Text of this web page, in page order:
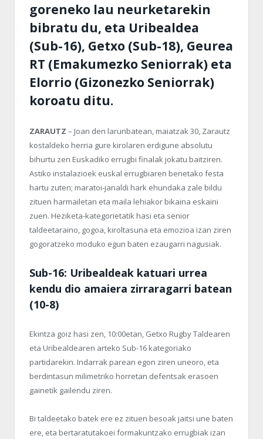
goreneko lau neurketarekin
bibratu du, eta Uribealdea
(Sub-16), Getxo (Sub-18), Geurea
RT (Emakumezko Seniorrak) eta
Elorrio (Gizonezko Seniorrak)
koroatu ditu.
ZARAUTZ – Joan den larunbatean, maiatzak 30, Zarautz
kostaldeko herria gure kirolaren erdigune absolutu
bihurtu zen Euskadiko errugbi finalak jokatu baitziren.
Astiko instalazioek euskal errugbiaren benetako festa
hartu zuten; maratoi-janaldi hark ehundaka zale bildu
zituen harmailetan eta maila lehiakor bikaina eskaini
zuen. Heziketa-kategorietatik hasi eta senior
taldeetaraino, gogoa, kiroltasuna eta emozioa izan ziren
gogoratzeko moduko egun baten ezaugarri nagusiak.
Sub-16: Uribealdeak katuari urrea
kendu dio amaiera zirraragarri batean
(10-8)
Ekintza goiz hasi zen, 10:00etan, Getxo Rugby Taldearen
eta Uribealdearen arteko Sub-16 kategoriako
partidarekin. Indarrak parean egon ziren uneoro, eta
berdintasun milimetriko horretan defentsak erasoen
gainetik gailendu ziren.
Bi taldeetako batek ere ez zituen besoak jaitsi une baten
ere, eta bertaratutakoei formakuntzako errugbiak izan